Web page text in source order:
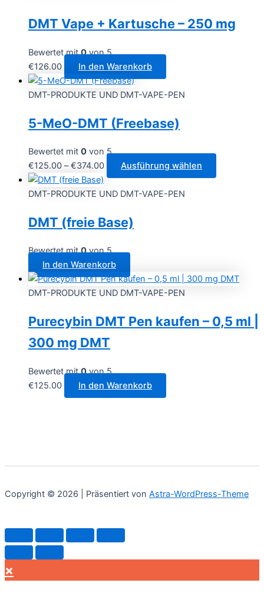
DMT Vape + Kartusche – 250 mg
Bewertet mit0von 5
€126.00 In den Warenkorb
DMT-PRODUKTE UND DMT-VAPE-PEN
5-MeO-DMT (Freebase)
Bewertet mit 0 von 5
€125.00 –€374.00Preisspanne:
€125.00
bis
Ausführung wählen
Produkt
können
DMT-PRODUKTE UND DMT-VAPE-PEN
DMT (freie Base)
Bewertet mit0von 5
In den Warenkorb
DMT-PRODUKTE UND DMT-VAPE-PEN
Purecybin DMT Pen kaufen – 0,5 ml |
300 mg DMT
Bewertet mit0von 5
€125.00 In den Warenkorb
Copyright © 2026 | Präsentiert von Astra-WordPress-Theme
×